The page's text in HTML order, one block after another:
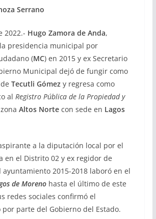
Serrano
2022.- Hugo Zamora de Anda,
presidencia municipal por
(MC) en 2015 y ex Secretario
Municipal dejó de fungir como
Tecutli Gómezy regresa como
al Registro Pública de la Propiedad y
Altos Nortecon sede en Lagos
a la diputación local por el
en el Distrito 02 y ex regidor de
ayuntamiento 2015-2018 laboró en el
de Moreno hasta el último de este
redes sociales confirmó el
parte del Gobierno del Estado.